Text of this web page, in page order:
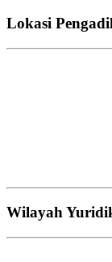
Lokasi
Wilayah